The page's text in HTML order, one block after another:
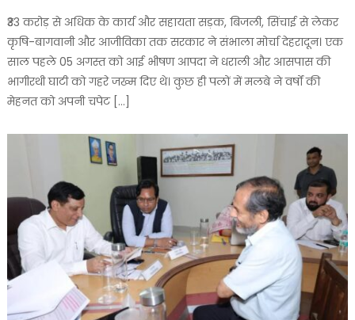
₹33 करोड़ से अधिक के कार्य और सहायता सड़क, बिजली, सिंचाई से लेकर
कृषि-बागवानी और आजीविका तक सरकार ने संभाला मोर्चा देहरादून। एक
साल पहले 05 अगस्त को आई भीषण आपदा ने धराली और आसपास की
भागीरथी घाटी को गहरे जख्म दिए थे। कुछ ही पलों में मलबे ने वर्षों की
मेहनत को अपनी चपेट […]